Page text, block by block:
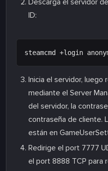
Descarga el servidor
ID:
Inicia el servidor, luego
mediante el Server
del servidor, la
contraseña de cliente.
están en
Redirige el port 7777
el port 8888 TCP para